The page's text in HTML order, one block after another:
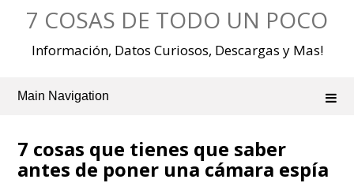
7 COSAS DE TODO UN POCO
Información, Datos Curiosos, Descargas y Mas!
Main Navigation
7 cosas que tienes que saber
antes de poner una cámara espía